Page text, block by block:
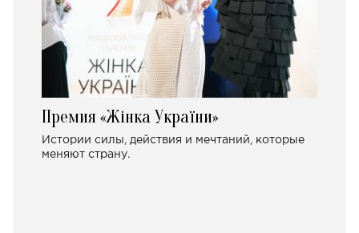
Премия «Жінка України»
Истории силы, действия и мечтаний, которые
меняют страну.